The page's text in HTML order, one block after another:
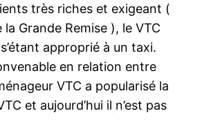
très riches et exigeant (
la Grande Remise ), le VTC
approprié à un taxi.
en relation entre
VTC a popularisé la
et aujourd’hui il n’est pas